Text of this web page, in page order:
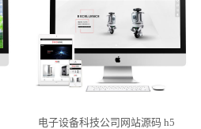
电子设备科技公司网站源码 h5